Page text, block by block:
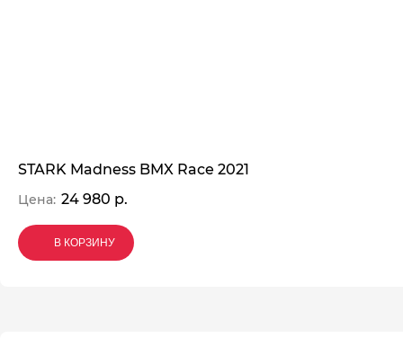
STARK Madness BMX Race 2021
Цена: 24 980 р.
В КОРЗИНУ
В КОРЗИНУ
В КОРЗИНУ